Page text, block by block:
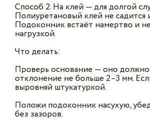
Способ 2. На клей — для долгой
Полиуретановый клей не садится
Подоконник встаёт намертво и
нагрузкой.
Что делать:
Проверь основание — оно
отклонение не больше 2–3 мм.
выровняй штукатуркой.
Положи подоконник насухую,
без зазоров.